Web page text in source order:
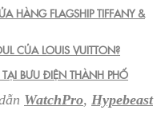
HÀNG FLAGSHIP TIFFANY &
CỦA LOUIS VUITTON?
BƯU ĐIỆN THÀNH PHỐ
WatchPro, Hypebeast